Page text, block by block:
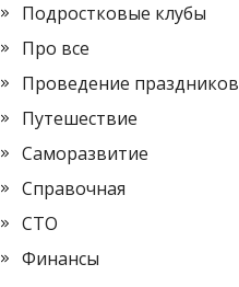
Подростковые клубы
Про все
Проведение праздников
Путешествие
Саморазвитие
Справочная
СТО
Финансы